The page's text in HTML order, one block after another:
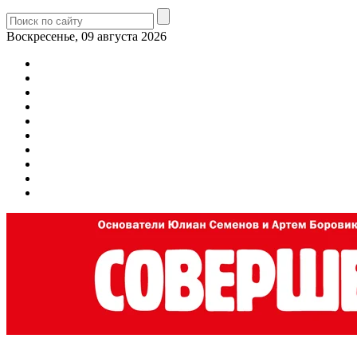
Воскресенье, 09 августа 2026